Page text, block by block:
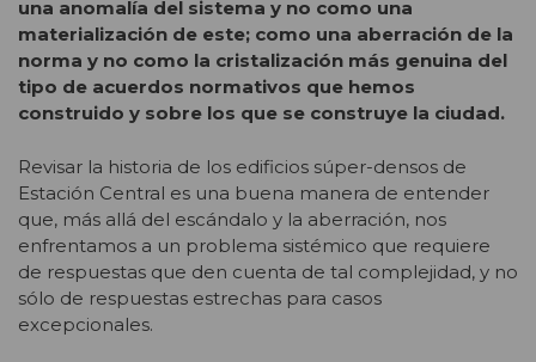
una anomalía del sistema y no como una
materialización de este; como una aberración de la
norma y no como la cristalización más genuina del
tipo de acuerdos normativos que hemos
construido y sobre los que se construye la ciudad.
Revisar la historia de los edificios súper-densos de
Estación Central es una buena manera de entender
que, más allá del escándalo y la aberración, nos
enfrentamos a un problema sistémico que requiere
de respuestas que den cuenta de tal complejidad, y no
sólo de respuestas estrechas para casos
excepcionales.